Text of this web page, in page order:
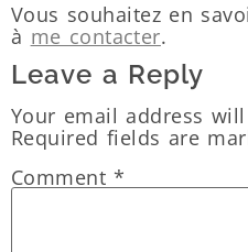
Vous souhaitez en
à me contacter.
Leave a Reply
Your email address
Required fields are
Comment*